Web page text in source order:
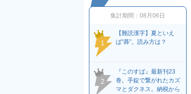
集計期間： 08月06日
1
【難読漢字】夏といえ
ば“蕣”。読み方は？
2
『このすば』最新刊23
巻。手錠で繋がれたカズ
マとダクネス。納税から